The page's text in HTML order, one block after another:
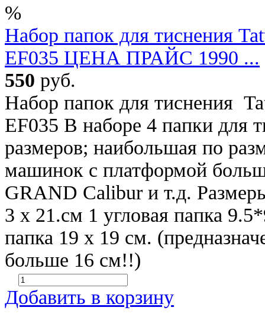
%
Набор папок для тиснения
EF035 ЦЕНА ПРАЙС 1990 ...
550 руб.
Набор папок для тиснения
EF035 В наборе 4 папки для
размеров; наибольшая по
машинок с платформой
GRAND Calibur и т.д.
3 х 21.см 1 угловая папка
папка 19 х 19 см.
больше 16 см!!)
Добавить в корзину